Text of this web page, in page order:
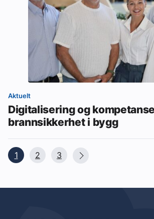
Aktuelt
Digitalisering og
brannsikkerhet i bygg
1 2 3